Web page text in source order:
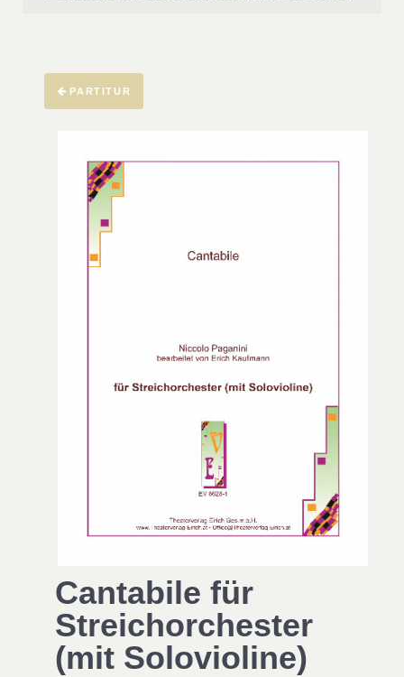
PARTITUR
Cantabile für
Streichorchester
(mit Solovioline)